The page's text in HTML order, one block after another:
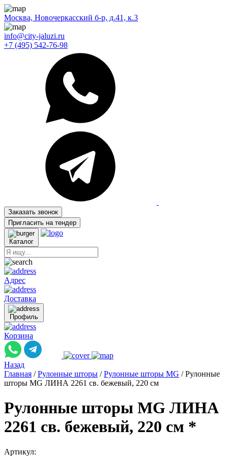
Москва, Новочеркасский б-р, д.41, к.3
info@city-jaluzi.ru
+7 (495) 542-76-98
Заказать звонок
Пригласить на тендер
Каталог
Адрес
Доставка
Профиль
Корзина
Назад
Главная / Рулонные шторы / Рулонные шторы MG / Рулонные
шторы MG ЛИНА 2261 св. бежевый, 220 см
Рулонные шторы MG ЛИНА
2261 св. бежевый, 220 см *
Артикул: